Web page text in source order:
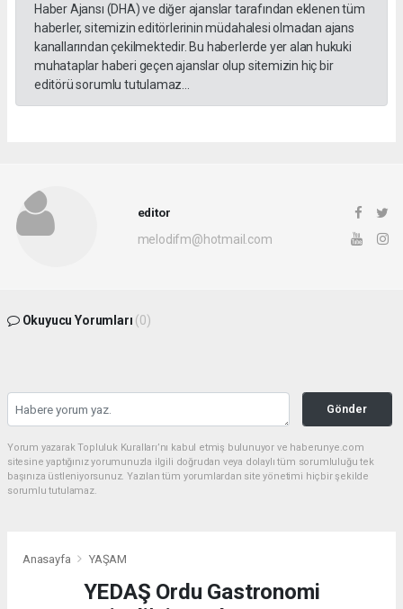
Haber Ajansı (DHA) ve diğer ajanslar tarafından eklenen tüm
haberler, sitemizin editörlerinin müdahalesi olmadan ajans
kanallarından çekilmektedir. Bu haberlerde yer alan hukuki
muhataplar haberi geçen ajanslar olup sitemizin hiç bir
editörü sorumlu tutulamaz...
editor
melodifm@hotmail.com
Okuyucu Yorumları (0)
Gönder
Yorum yazarak Topluluk Kuralları’nı kabul etmiş bulunuyor ve haberunye.com
sitesine yaptığınız yorumunuzla ilgili doğrudan veya dolaylı tüm sorumluluğu tek
başınıza üstleniyorsunuz. Yazılan tüm yorumlardan site yönetimi hiçbir şekilde
sorumlu tutulamaz.
Anasayfa YAŞAM
YEDAŞ Ordu Gastronomi